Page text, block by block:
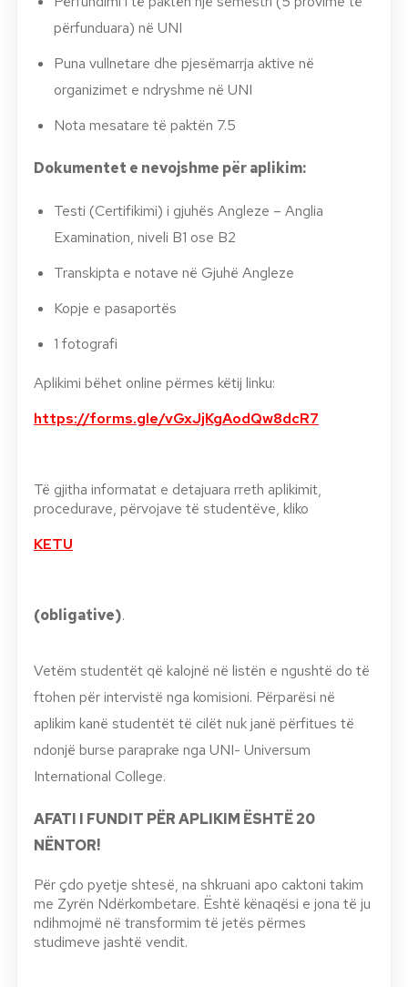
përfunduara) në UNI
Puna vullnetare dhe pjesëmarrja aktive në
organizimet e ndryshme në UNI
Nota mesatare të paktën 7.5
Dokumentet e nevojshme për aplikim:
Testi (Certifikimi) i gjuhës Angleze – Anglia
Examination, niveli B1 ose B2
Transkipta e notave në Gjuhë Angleze
Kopje e pasaportës
1 fotografi
Aplikimi bëhet online përmes këtij linku:
https://forms.gle/vGxJjKgAodQw8dcR7
Të gjitha informatat e detajuara rreth aplikimit,
procedurave, përvojave të studentëve, kliko
KETU
(obligative).
Vetëm studentët që kalojnë në listën e ngushtë do të
ftohen për intervistë nga komisioni. Përparësi në
aplikim kanë studentët të cilët nuk janë përfitues të
ndonjë burse paraprake nga UNI- Universum
International College.
AFATI I FUNDIT PËR APLIKIM ËSHTË 20
NËNTOR!
Për çdo pyetje shtesë, na shkruani apo caktoni takim
me Zyrën Ndërkombetare. Është kënaqësi e jona të ju
ndihmojmë në transformim të jetës përmes
studimeve jashtë vendit.